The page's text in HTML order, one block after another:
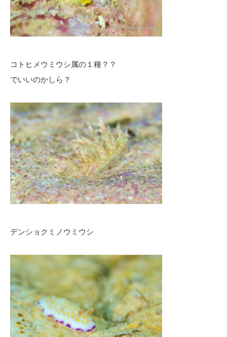
コトヒメウミウシ属の１種？？
でいいのかしら？
デンショクミノウミウシ